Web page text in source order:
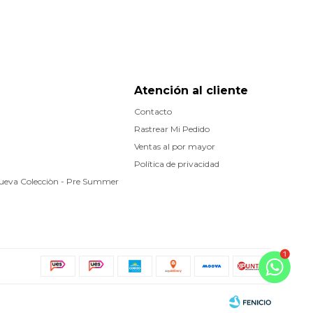
Atención al cliente
Contacto
Rastrear Mi Pedido
Ventas al por mayor
Política de privacidad
Colecciòn - Pre Summer